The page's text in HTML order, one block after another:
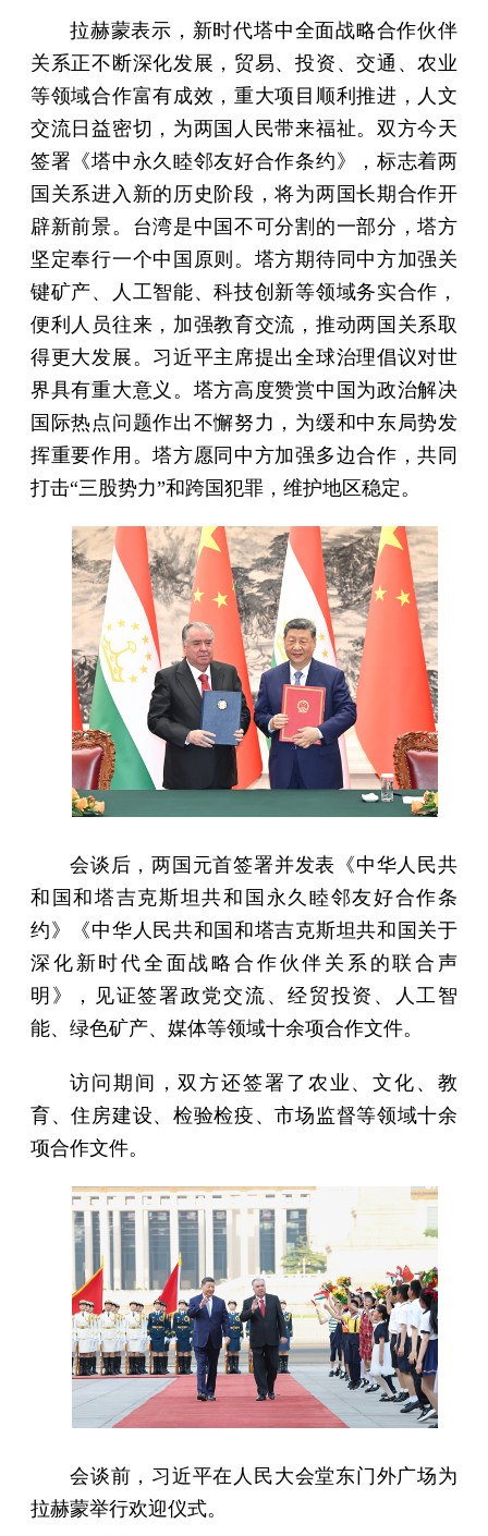
拉赫蒙表示，新时代塔中全面战略合作伙伴
关系正不断深化发展，贸易、投资、交通、农业
等领域合作富有成效，重大项目顺利推进，人文
交流日益密切，为两国人民带来福祉。双方今天
签署《塔中永久睦邻友好合作条约》，标志着两
国关系进入新的历史阶段，将为两国长期合作开
辟新前景。台湾是中国不可分割的一部分，塔方
坚定奉行一个中国原则。塔方期待同中方加强关
键矿产、人工智能、科技创新等领域务实合作，
便利人员往来，加强教育交流，推动两国关系取
得更大发展。习近平主席提出全球治理倡议对世
界具有重大意义。塔方高度赞赏中国为政治解决
国际热点问题作出不懈努力，为缓和中东局势发
挥重要作用。塔方愿同中方加强多边合作，共同
打击“三股势力”和跨国犯罪，维护地区稳定。
会谈后，两国元首签署并发表《中华人民共
和国和塔吉克斯坦共和国永久睦邻友好合作条
约》《中华人民共和国和塔吉克斯坦共和国关于
深化新时代全面战略合作伙伴关系的联合声
明》，见证签署政党交流、经贸投资、人工智
能、绿色矿产、媒体等领域十余项合作文件。
访问期间，双方还签署了农业、文化、教
育、住房建设、检验检疫、市场监督等领域十余
项合作文件。
会谈前，习近平在人民大会堂东门外广场为
拉赫蒙举行欢迎仪式。